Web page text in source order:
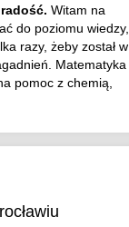
Witam na
do poziomu wiedzy,
razy, żeby został w
Matematyka
pomoc z chemią,